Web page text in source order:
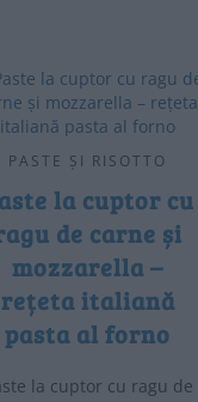
PASTE ȘI RISOTTO
la cuptor cu
de carne și
mozzarella –
rețeta italiană
pasta al forno
la cuptor cu ragu de